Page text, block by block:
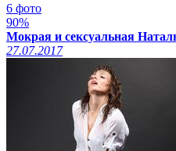
6 фото
90%
Мокрая и сексуальная
27.07.2017